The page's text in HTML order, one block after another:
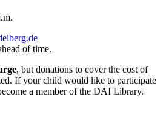
of time.
, but donations to cover the cost of
If your child would like to participate
a member of the DAI Library.